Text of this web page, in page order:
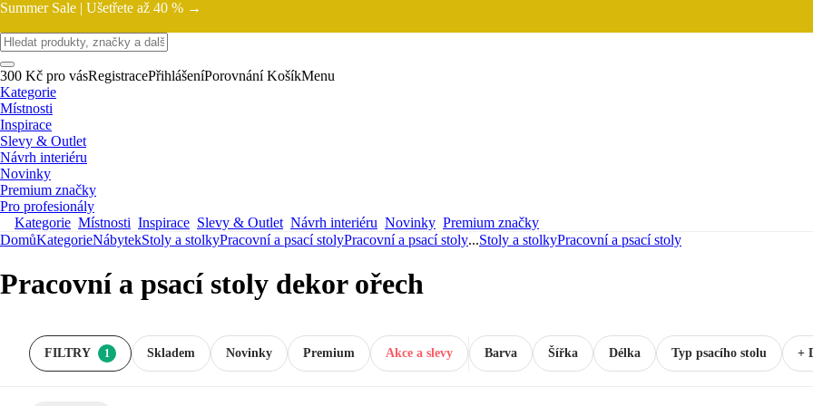
Summer Sale | Ušetřete až 40 % →
300 Kč pro vásRegistracePřihlášeníPorovnání KošíkMenu
Kategorie
Místnosti
Inspirace
Slevy & Outlet
Návrh interiéru
Novinky
Premium značky
Pro profesionály
Kategorie Místnosti Inspirace Slevy & Outlet Návrh interiéru Novinky Premium značky
DomůKategorieNábytekStoly a stolkyPracovní a psací stolyPracovní a psací stoly...Stoly a stolkyPracovní a psací stoly
Pracovní a psací stoly dekor ořech
FILTRY 1 Skladem Novinky Akce a slevy
Premium Barva Šířka Délka Typ psacího stolu +